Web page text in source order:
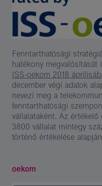
Fenntarthatósági
hatékony megvalósítását
ISS-oekom 2018
december végi adatok
nevezi meg a
fenntarthatósági
vállalataként. Az
3800 vállalat mintegy
történő értékelése
oekom